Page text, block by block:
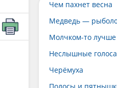
Чем пахнет весна
Медведь —
Молчком-то лучше
Неслышные голоса
Черёмуха